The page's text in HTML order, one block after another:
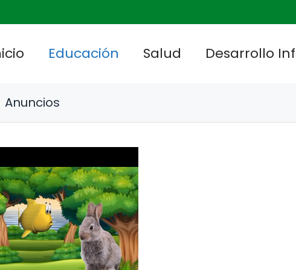
Educación Salud Desarrollo
Anuncios